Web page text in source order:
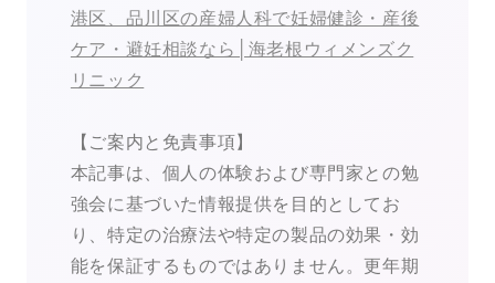
港区、品川区の産婦人科で妊婦健診・産後
ケア・避妊相談なら│海老根ウィメンズク
リニック
【ご案内と免責事項】
本記事は、個人の体験および専門家との勉
強会に基づいた情報提供を目的としてお
り、特定の治療法や特定の製品の効果・効
能を保証するものではありません。更年期